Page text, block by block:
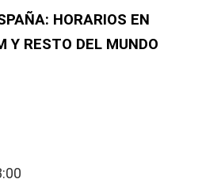
HORARIOS EN
Y RESTO DEL MUNDO